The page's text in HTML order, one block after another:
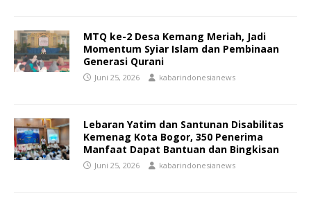
MTQ ke-2 Desa Kemang Meriah, Jadi
Momentum Syiar Islam dan Pembinaan
Generasi Qurani
Juni 25, 2026 kabarindonesianews
Lebaran Yatim dan Santunan Disabilitas
Kemenag Kota Bogor, 350 Penerima
Manfaat Dapat Bantuan dan Bingkisan
Juni 25, 2026 kabarindonesianews